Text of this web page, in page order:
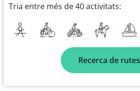
Tria entre més de 40 activitats:
Recerca de rutes